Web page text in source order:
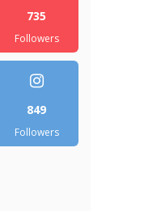
735
Followers
849
Followers